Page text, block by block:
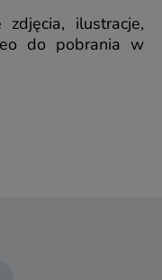
ilustracje,
do pobrania w